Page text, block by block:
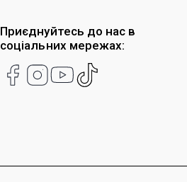
Приєднуйтесь до нас в
соціальних мережах: